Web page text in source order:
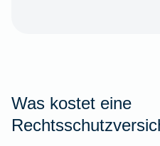
Was kostet eine